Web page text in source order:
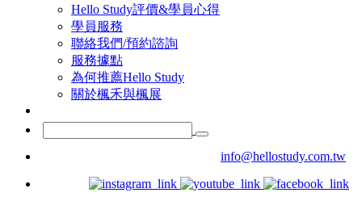
Hello Study評價&學員心得
學員服務
聯絡我們/預約諮詢
服務據點
為何推薦Hello Study
關於楓禾與楓展
info@hellostudy.com.tw